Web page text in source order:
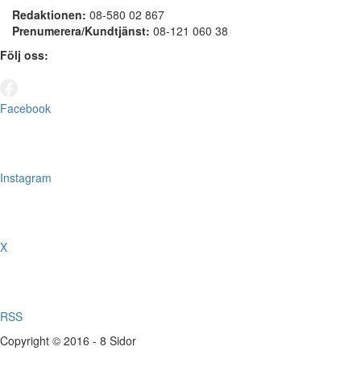
Redaktionen: 08-580 02 867
Prenumerera/Kundtjänst: 08-121 060 38
Följ oss:
Facebook
Instagram
X
RSS
Copyright © 2016 - 8 Sidor